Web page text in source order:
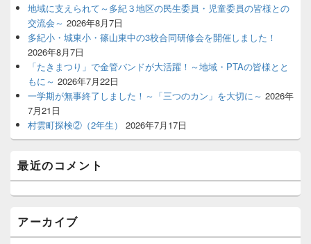
ア
地域に支えられて～多紀３地区の民生委員・児童委員の皆様との
交流会～ 2026年8月7日
多紀小・城東小・篠山東中の3校合同研修会を開催しました！
2026年8月7日
「たきまつり」で金管バンドが大活躍！～地域・PTAの皆様とと
もに～ 2026年7月22日
一学期が無事終了しました！～「三つのカン」を大切に～ 2026年
7月21日
村雲町探検②（2年生）
2026年7月17日
最近のコメント
アーカイブ